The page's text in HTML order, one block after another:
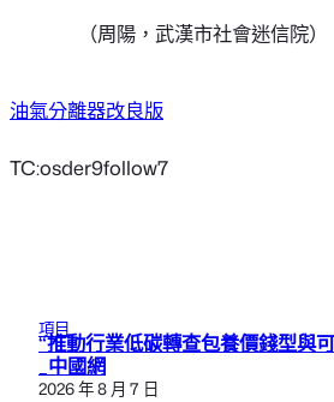
（周陽， 武漢市社會迷信院）
油氣分離器改良版
TC:osder9follow7
項目
“推動行業低碳轉查包養價錢型與
_中國網
2026 年 8 月 7 日